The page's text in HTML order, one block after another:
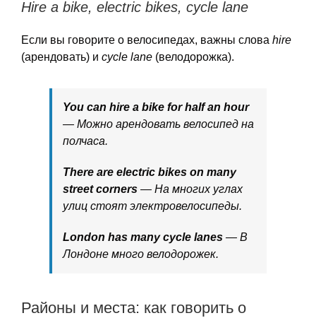
Hire a bike, electric bikes, cycle lane
Если вы говорите о велосипедах, важны слова hire
(арендовать) и cycle lane (велодорожка).
You can hire a bike for half an hour
— Можно арендовать велосипед на
полчаса.
There are electric bikes on many
street corners — На многих углах
улиц стоят электровелосипеды.
London has many cycle lanes — В
Лондоне много велодорожек.
Районы и места: как говорить о